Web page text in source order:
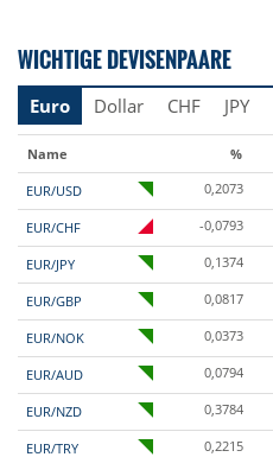
WICHTIGE DEVISENPAARE
Euro Dollar CHF JPY
Name %
EUR/USD 0,2073
EUR/CHF -0,0793
EUR/JPY 0,1374
EUR/GBP 0,0817
EUR/NOK 0,0373
EUR/AUD 0,0794
EUR/NZD 0,3784
EUR/TRY 0,2215